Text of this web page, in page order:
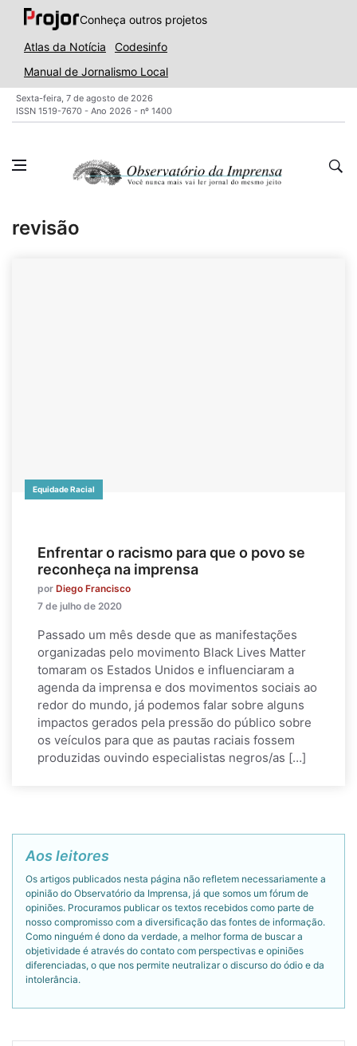
Conheça outros projetos
Atlas da Notícia
Codesinfo
Manual de Jornalismo Local
Sexta-feira, 7 de agosto de 2026
ISSN 1519-7670 - Ano 2026 - nº 1400
revisão
Equidade Racial
Enfrentar o racismo para que o povo se
reconheça na imprensa
por Diego Francisco
7 de julho de 2020
Passado um mês desde que as manifestações
organizadas pelo movimento Black Lives Matter
tomaram os Estados Unidos e influenciaram a
agenda da imprensa e dos movimentos sociais ao
redor do mundo, já podemos falar sobre alguns
impactos gerados pela pressão do público sobre
os veículos para que as pautas raciais fossem
produzidas ouvindo especialistas negros/as […]
Aos leitores
Os artigos publicados nesta página não refletem necessariamente a
opinião do Observatório da Imprensa, já que somos um fórum de
opiniões. Procuramos publicar os textos recebidos como parte de
nosso compromisso com a diversificação das fontes de informação.
Como ninguém é dono da verdade, a melhor forma de buscar a
objetividade é através do contato com perspectivas e opiniões
diferenciadas, o que nos permite neutralizar o discurso do ódio e da
intolerância.